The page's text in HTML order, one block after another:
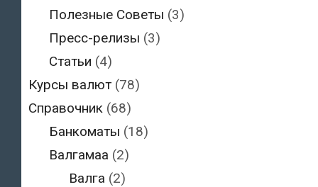
Полезные Советы (3)
Пресс-релизы (3)
Статьи (4)
Курсы валют (78)
Справочник (68)
Банкоматы (18)
Валгамаа (2)
Валга (2)